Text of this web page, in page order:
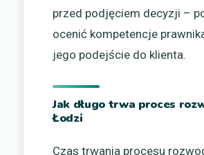
przed podjęciem decyzji –
ocenić kompetencje
jego podejście do klienta.
Jak długo trwa proces
Łodzi
Czas trwania procesu